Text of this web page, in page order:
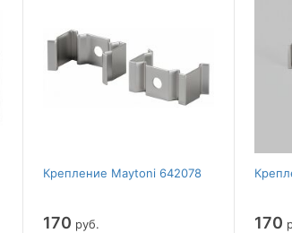
Крепление Maytoni 642078
170 руб.
170